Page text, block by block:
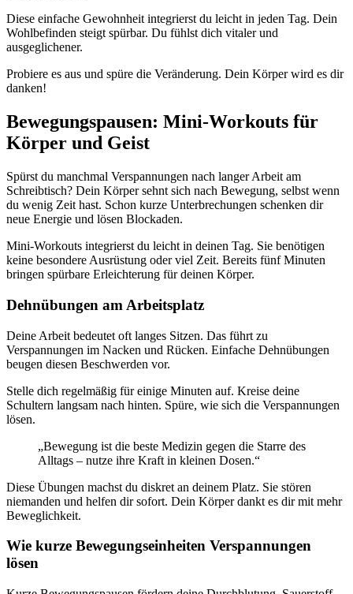
Diese einfache Gewohnheit integrierst du leicht in jeden Tag. Dein
Wohlbefinden steigt spürbar. Du fühlst dich vitaler und
ausgeglichener.
Probiere es aus und spüre die Veränderung. Dein Körper wird es dir
danken!
Bewegungspausen: Mini-Workouts für
Körper und Geist
Spürst du manchmal Verspannungen nach langer Arbeit am
Schreibtisch? Dein Körper sehnt sich nach Bewegung, selbst wenn
du wenig Zeit hast. Schon kurze Unterbrechungen schenken dir
neue Energie und lösen Blockaden.
Mini-Workouts integrierst du leicht in deinen Tag. Sie benötigen
keine besondere Ausrüstung oder viel Zeit. Bereits fünf Minuten
bringen spürbare Erleichterung für deinen Körper.
Dehnübungen am Arbeitsplatz
Deine Arbeit bedeutet oft langes Sitzen. Das führt zu
Verspannungen im Nacken und Rücken. Einfache Dehnübungen
beugen diesen Beschwerden vor.
Stelle dich regelmäßig für einige Minuten auf. Kreise deine
Schultern langsam nach hinten. Spüre, wie sich die Verspannungen
lösen.
„Bewegung ist die beste Medizin gegen die Starre des
Alltags – nutze ihre Kraft in kleinen Dosen.“
Diese Übungen machst du diskret an deinem Platz. Sie stören
niemanden und helfen dir sofort. Dein Körper dankt es dir mit mehr
Beweglichkeit.
Wie kurze Bewegungseinheiten Verspannungen
lösen